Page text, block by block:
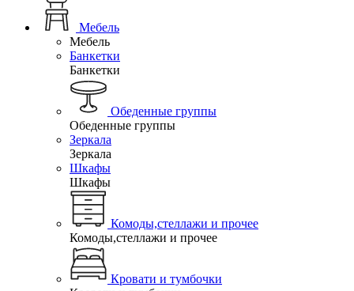
Мебель
Мебель
Банкетки
Банкетки
Обеденные группы
Обеденные группы
Зеркала
Зеркала
Шкафы
Шкафы
Комоды,стеллажи и прочее
Комоды,стеллажи и прочее
Кровати и тумбочки